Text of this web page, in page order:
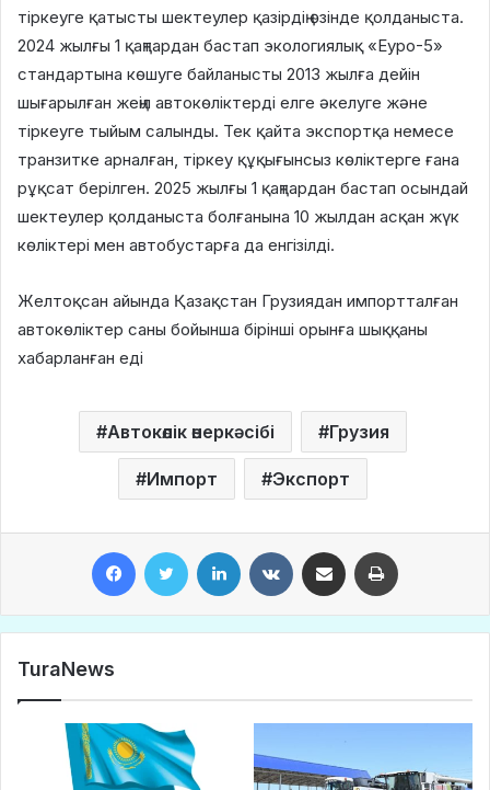
тіркеуге қатысты шектеулер қазірдің өзінде қолданыста.
2024 жылғы 1 қаңтардан бастап экологиялық «Еуро-5»
стандартына көшуге байланысты 2013 жылға дейін
шығарылған жеңіл автокөліктерді елге әкелуге және
тіркеуге тыйым салынды. Тек қайта экспортқа немесе
транзитке арналған, тіркеу құқығынсыз көліктерге ғана
рұқсат берілген. 2025 жылғы 1 қаңтардан бастап осындай
шектеулер қолданыста болғанына 10 жылдан асқан жүк
көліктері мен автобустарға да енгізілді.
Желтоқсан айында Қазақстан Грузиядан импортталған
автокөліктер саны бойынша бірінші орынға шыққаны
хабарланған еді
Автокөлік өнеркәсібі Грузия
Импорт Экспорт
TuraNews